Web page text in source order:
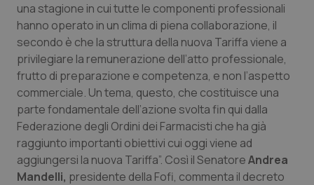
Liguria
Lombardia
Marche
Molise
Piemonte
Disturbi dell’umore
Dolore
Donna & Salute
Epatiti
HIV
una stagione in cui tutte le componenti professionali
hanno operato in un clima di piena collaborazione, il
secondo è che la struttura della nuova Tariffa viene a
privilegiare la remunerazione dell’atto professionale,
frutto di preparazione e competenza, e non l’aspetto
commerciale. Un tema, questo, che costituisce una
parte fondamentale dell’azione svolta fin qui dalla
Federazione degli Ordini dei Farmacisti che ha già
raggiunto importanti obiettivi cui oggi viene ad
aggiungersi la nuova Tariffa”. Così il SenatoreAndrea
Mandelli, presidente della Fofi, commenta il decreto